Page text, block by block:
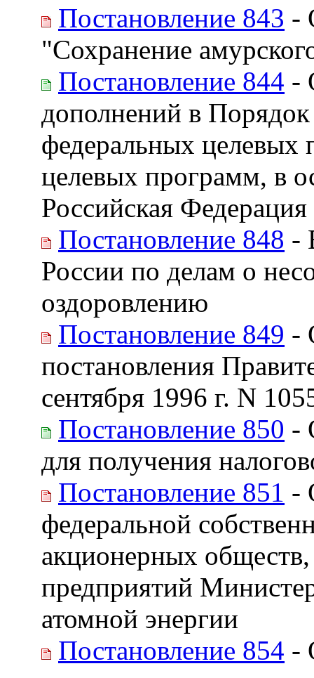
Постановление 843 -
"Сохранение
Постановление 844 -
дополнений в Порядок
федеральных целевых
целевых программ, в
Российская Федерация
Постановление 848 -
России по делам о
оздоровлению
Постановление 849 -
постановления
сентября 1996 г. N
Постановление 850 -
для получения
Постановление 851 -
федеральной
акционерных
предприятий
атомной энергии
Постановление 854 -